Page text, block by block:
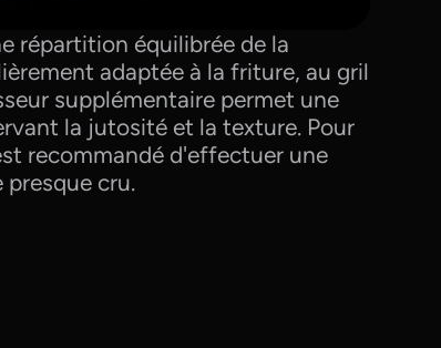
répartition équilibrée de la
adaptée à la friture, au gril
supplémentaire permet une
la jutosité et la texture. Pour
recommandé d'effectuer une
presque cru.